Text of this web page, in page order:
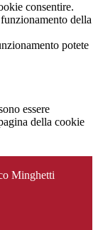
consentire.
della
potete
essere
della cookie
Minghetti